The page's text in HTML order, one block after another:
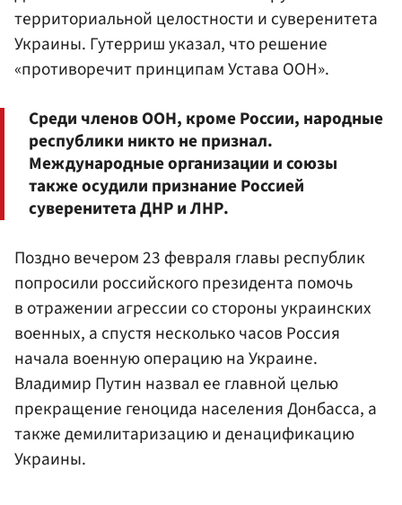
территориальной целостности и суверенитета
Украины. Гутерриш указал, что решение
«противоречит принципам Устава ООН».
Среди членов ООН, кроме России, народные
республики никто не признал.
Международные организации и союзы
также осудили признание Россией
суверенитета ДНР и ЛНР.
Поздно вечером 23 февраля главы республик
попросили российского президента помочь
в отражении агрессии со стороны украинских
военных, а спустя несколько часов Россия
начала военную операцию на Украине.
Владимир Путин назвал ее главной целью
прекращение геноцида населения Донбасса, а
также демилитаризацию и денацификацию
Украины.